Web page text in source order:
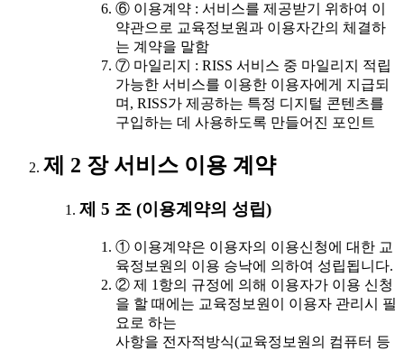
⑥ 이용계약 : 서비스를 제공받기 위하여 이
약관으로 교육정보원과 이용자간의 체결하
는 계약을 말함
⑦ 마일리지 : RISS 서비스 중 마일리지 적립
가능한 서비스를 이용한 이용자에게 지급되
며, RISS가 제공하는 특정 디지털 콘텐츠를
구입하는 데 사용하도록 만들어진 포인트
제 2 장 서비스 이용 계약
제 5 조 (이용계약의 성립)
① 이용계약은 이용자의 이용신청에 대한 교
육정보원의 이용 승낙에 의하여 성립됩니다.
② 제 1항의 규정에 의해 이용자가 이용 신청
을 할 때에는 교육정보원이 이용자 관리시 필
요로 하는
사항을 전자적방식(교육정보원의 컴퓨터 등